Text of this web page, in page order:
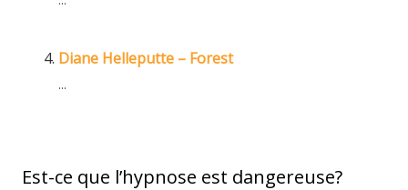
Diane Helleputte – Forest
...
Est-ce que l’hypnose est dangereuse?